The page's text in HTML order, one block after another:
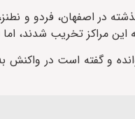
در اصفهان، فردو و نطنز،
مراکز تخریب شدند، اما
و گفته است در واکنش